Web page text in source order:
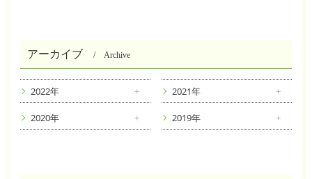
アーカイブ Archive
2022年 2021年
2020年 2019年